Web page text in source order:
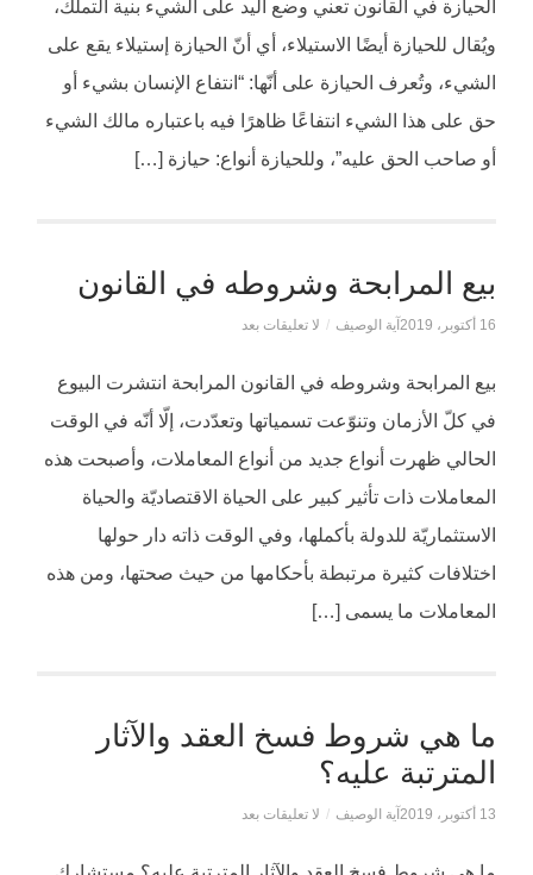
الحيازة في القانون تعني وضع اليد على الشيء بنية التملك،
ويُقال للحيازة أيضًا الاستيلاء، أي أنّ الحيازة إستيلاء يقع على
الشيء، وتُعرف الحيازة على أنّها: “انتفاع الإنسان بشيء أو
حق على هذا الشيء انتفاعًا ظاهرًا فيه باعتباره مالك الشيء
أو صاحب الحق عليه”، وللحيازة أنواع: حيازة […]
بيع المرابحة وشروطه في القانون
16 أكتوبر، 2019 آية الوصيف / لا تعليقات بعد
بيع المرابحة وشروطه في القانون المرابحة انتشرت البيوع
في كلّ الأزمان وتنوّعت تسمياتها وتعدّدت، إلّا أنّه في الوقت
الحالي ظهرت أنواع جديد من أنواع المعاملات، وأصبحت هذه
المعاملات ذات تأثير كبير على الحياة الاقتصاديّة والحياة
الاستثماريّة للدولة بأكملها، وفي الوقت ذاته دار حولها
اختلافات كثيرة مرتبطة بأحكامها من حيث صحتها، ومن هذه
المعاملات ما يسمى […]
ما هي شروط فسخ العقد والآثار
المترتبة عليه؟
13 أكتوبر، 2019 آية الوصيف / لا تعليقات بعد